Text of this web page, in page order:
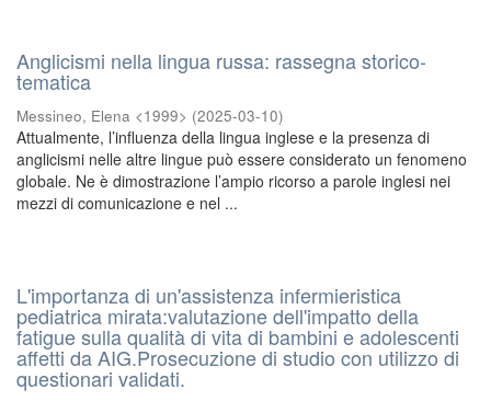
Anglicismi nella lingua russa: rassegna storico-
tematica
Messineo, Elena <1999> (2025-03-10)
Attualmente, l’influenza della lingua inglese e la presenza di
anglicismi nelle altre lingue può essere considerato un fenomeno
globale. Ne è dimostrazione l’ampio ricorso a parole inglesi nei
mezzi di comunicazione e nel ...
L'importanza di un'assistenza infermieristica
pediatrica mirata:valutazione dell'impatto della
fatigue sulla qualità di vita di bambini e adolescenti
affetti da AIG.Prosecuzione di studio con utilizzo di
questionari validati.